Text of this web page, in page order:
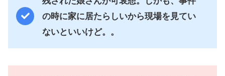
の時に家に居たらしいから現場を見てい
ないといいけど。。